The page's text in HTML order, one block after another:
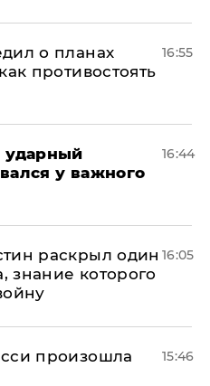
о планах
противостоять
16:55
ударный
у важного
16:44
раскрыл один
знание которого
16:05
произошла
15:46